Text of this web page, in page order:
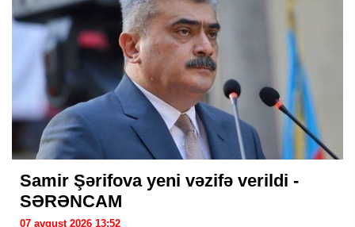
Samir Şərifova yeni vəzifə verildi -
SƏRƏNCAM
07 avqust 2026 13:52